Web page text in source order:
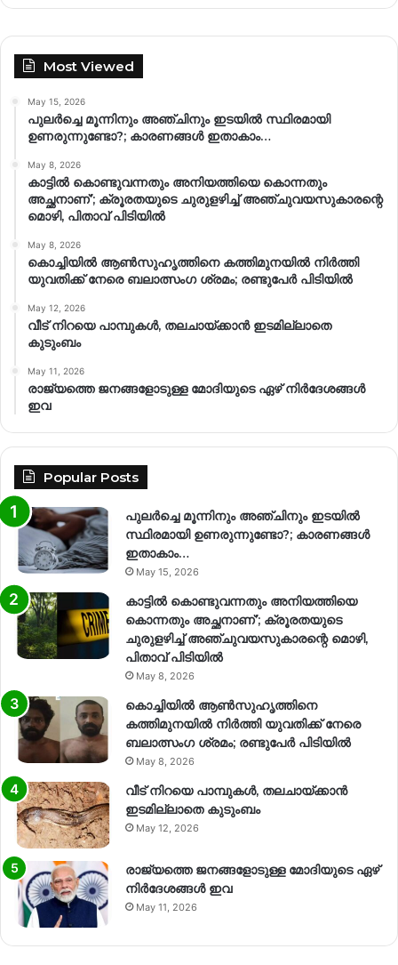
Most Viewed
May 15, 2026
പുലർച്ചെ മൂന്നിനും അഞ്ചിനും ഇടയിൽ സ്ഥിരമായി
ഉണരുന്നുണ്ടോ?; കാരണങ്ങള്‍ ഇതാകാം…
May 8, 2026
കാട്ടിൽ കൊണ്ടുവന്നതും അനിയത്തിയെ കൊന്നതും
അച്ഛനാണ്’; ക്രൂരതയുടെ ചുരുളഴിച്ച് അഞ്ചുവയസുകാരന്റെ
മൊഴി, പിതാവ് പിടിയിൽ
May 8, 2026
കൊച്ചിയിൽ ആൺസുഹൃത്തിനെ കത്തിമുനയിൽ നിർത്തി
യുവതിക്ക് നേരെ ബലാത്സംഗ​ ശ്രമം; രണ്ടുപേർ പിടിയിൽ
May 12, 2026
വീട് നിറയെ പാമ്പുകൾ, തലചായ്ക്കാൻ ഇടമില്ലാതെ
കുടുംബം
May 11, 2026
രാജ്യത്തെ ജനങ്ങളോടുള്ള മോദിയുടെ ഏഴ് നിര്‍ദേശങ്ങള്‍
ഇവ
Popular Posts
പുലർച്ചെ മൂന്നിനും അഞ്ചിനും ഇടയിൽ
സ്ഥിരമായി ഉണരുന്നുണ്ടോ?; കാരണങ്ങള്‍
ഇതാകാം…
May 15, 2026
കാട്ടിൽ കൊണ്ടുവന്നതും അനിയത്തിയെ
കൊന്നതും അച്ഛനാണ്’; ക്രൂരതയുടെ
ചുരുളഴിച്ച് അഞ്ചുവയസുകാരന്റെ മൊഴി,
പിതാവ് പിടിയിൽ
May 8, 2026
കൊച്ചിയിൽ ആൺസുഹൃത്തിനെ
കത്തിമുനയിൽ നിർത്തി യുവതിക്ക് നേരെ
ബലാത്സംഗ​ ശ്രമം; രണ്ടുപേർ പിടിയിൽ
May 8, 2026
വീട് നിറയെ പാമ്പുകൾ, തലചായ്ക്കാൻ
ഇടമില്ലാതെ കുടുംബം
May 12, 2026
രാജ്യത്തെ ജനങ്ങളോടുള്ള മോദിയുടെ ഏഴ്
നിര്‍ദേശങ്ങള്‍ ഇവ
May 11, 2026